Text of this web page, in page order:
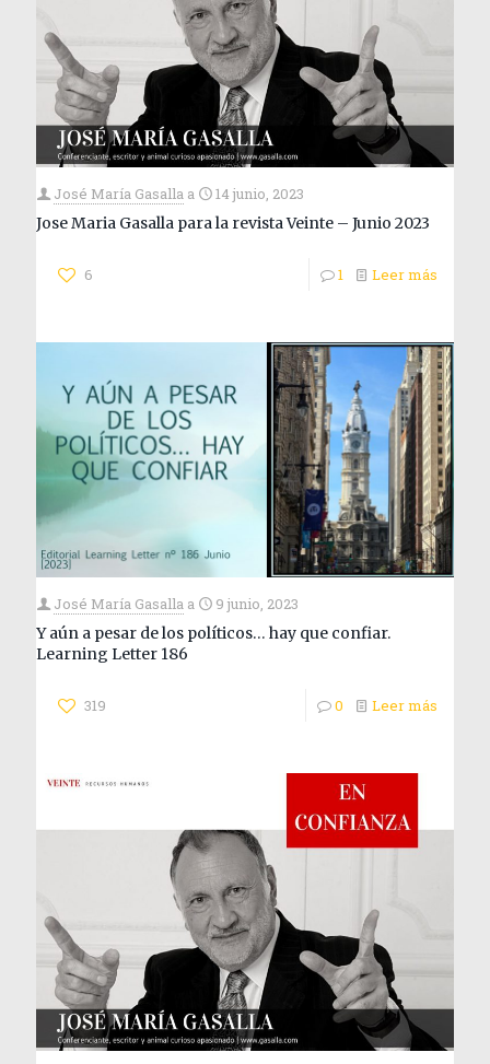
José María Gasalla a
14 junio, 2023
Jose Maria Gasalla para la revista Veinte – Junio 2023
6 1 Leer más
José María Gasalla a
9 junio, 2023
Y aún a pesar de los políticos… hay que confiar.
Learning Letter 186
319 0 Leer más